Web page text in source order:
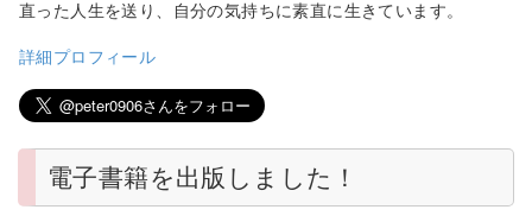
直った人生を送り、自分の気持ちに素直に生きています。
詳細プロフィール
電子書籍を出版しました！